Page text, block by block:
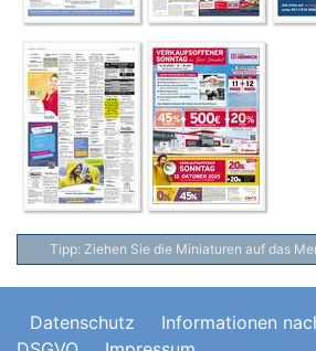
Tipp: Ziehen Sie die Miniaturen auf das
Datenschutz
Informationen